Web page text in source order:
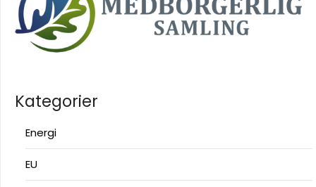
Kategorier
Energi
EU